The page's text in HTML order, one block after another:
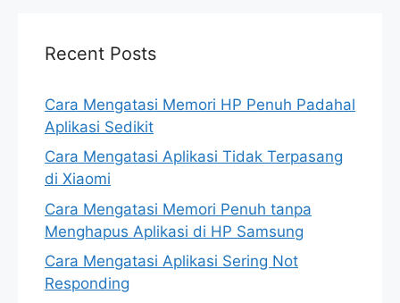
Recent Posts
Cara Mengatasi Memori HP Penuh Padahal
Aplikasi Sedikit
Cara Mengatasi Aplikasi Tidak Terpasang
di Xiaomi
Cara Mengatasi Memori Penuh tanpa
Menghapus Aplikasi di HP Samsung
Cara Mengatasi Aplikasi Sering Not
Responding